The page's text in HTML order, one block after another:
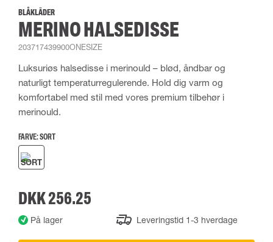
BLÅKLÄDER
MERINO HALSEDISSE
203717439900ONESIZE
Luksuriøs halsedisse i merinould – blød, åndbar og
naturligt temperaturregulerende. Hold dig varm og
komfortabel med stil med vores premium tilbehør i
merinould.
FARVE:SORT
DKK 256.25
På lager Leveringstid 1-3 hverdage